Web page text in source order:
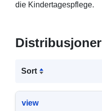
die Kindertagespflege.
Distribusjoner
Sort
view